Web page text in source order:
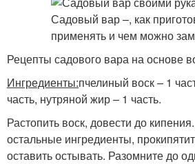
Рецепты садового вара на основе
Ингредиенты:пчелиный воск – 1
часть, нутряной жир – 1 часть.
Растопить воск, довести до
остальные ингредиенты,
оставить остывать. Разомните до